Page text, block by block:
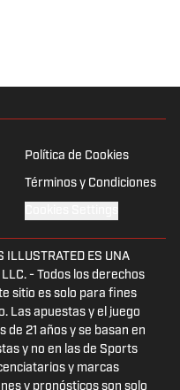
Política de Cookies
Términos y Condiciones
ILLUSTRATED ES UNA
LLC. - Todos los derechos
sitio es solo para fines
Las apuestas y el juego
21 años y se basan en
y no en las de Sports
y marcas
y pronósticos son solo